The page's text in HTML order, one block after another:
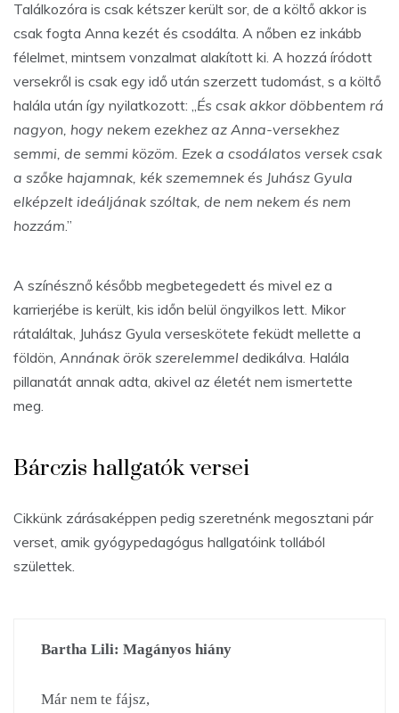
Találkozóra is csak kétszer került sor, de a költő akkor is
csak fogta Anna kezét és csodálta. A nőben ez inkább
félelmet, mintsem vonzalmat alakított ki. A hozzá íródott
versekről is csak egy idő után szerzett tudomást, s a költő
halála után így nyilatkozott: „ És csak akkor döbbentem rá
nagyon, hogy nekem ezekhez az Anna-versekhez
semmi, de semmi közöm. Ezek a csodálatos versek csak
a szőke hajamnak, kék szememnek és Juhász Gyula
elképzelt ideáljának szóltak, de nem nekem és nem
hozzám.”
A színésznő később megbetegedett és mivel ez a
karrierjébe is került, kis időn belül öngyilkos lett. Mikor
rátaláltak, Juhász Gyula verseskötete feküdt mellette a
földön, Annának örök szerelemmel dedikálva. Halála
pillanatát annak adta, akivel az életét nem ismertette
meg.
Bárczis hallgatók versei
Cikkünk zárásaképpen pedig szeretnénk megosztani pár
verset, amik gyógypedagógus hallgatóink tollából
születtek.
Bartha Lili: Magányos hiány
Már nem te fájsz,